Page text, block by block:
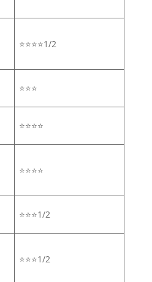
⭐⭐⭐⭐1/2
⭐⭐⭐
⭐⭐⭐⭐
⭐⭐⭐⭐
⭐⭐⭐1/2
⭐⭐⭐1/2